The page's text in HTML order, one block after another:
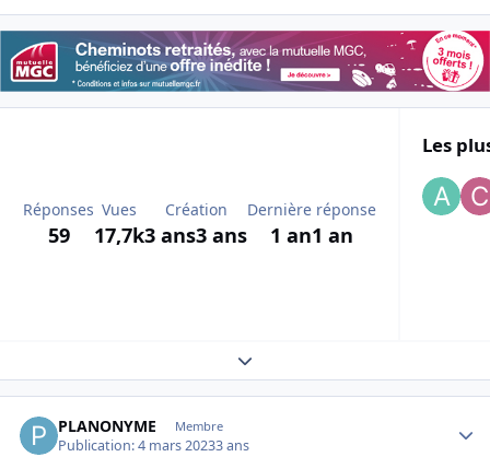
Réponses
59
Vues
17,7k
Création
3 ans3 ans
Dernière réponse
1 an1 an
Les
Expand topic overview
PLANONYME Membre
Publication:4 mars 20233 ans